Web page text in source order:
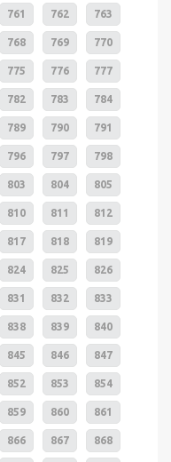
761 762 763
768 769 770
775 776 777
782 783 784
789 790 791
796 797 798
803 804 805
810 811 812
817 818 819
824 825 826
831 832 833
838 839 840
845 846 847
852 853 854
859 860 861
866 867 868